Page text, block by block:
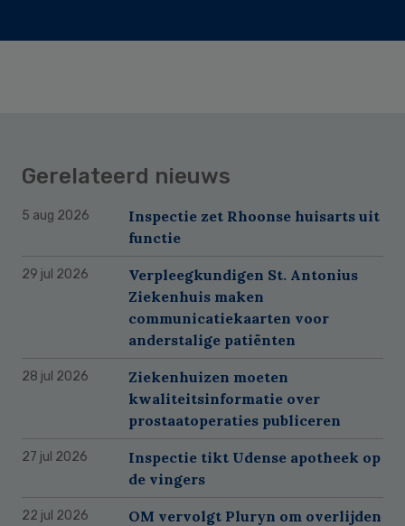
Gerelateerd nieuws
5 aug 2026
Inspectie zet Rhoonse huisarts uit
functie
29 jul 2026
Verpleegkundigen St. Antonius
Ziekenhuis maken
communicatiekaarten voor
anderstalige patiënten
28 jul 2026
Ziekenhuizen moeten
kwaliteitsinformatie over
prostaatoperaties publiceren
27 jul 2026
Inspectie tikt Udense apotheek op
de vingers
22 jul 2026
OM vervolgt Pluryn om overlijden